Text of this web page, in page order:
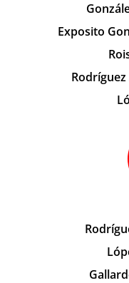
Exposito